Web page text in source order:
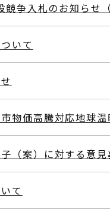
争入札のお知らせ
いて
物価高騰対応地球
（案）に対する意見
て